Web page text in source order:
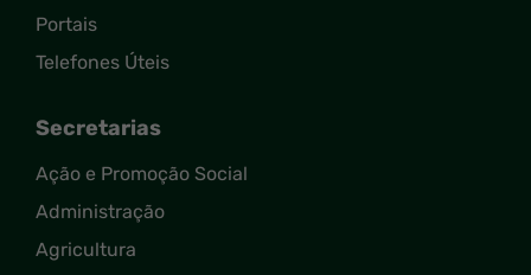
Portais
Telefones Úteis
Secretarias
Ação e Promoção Social
Administração
Agricultura